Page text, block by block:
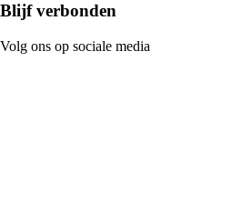
Blijf verbonden
Volg ons op sociale media